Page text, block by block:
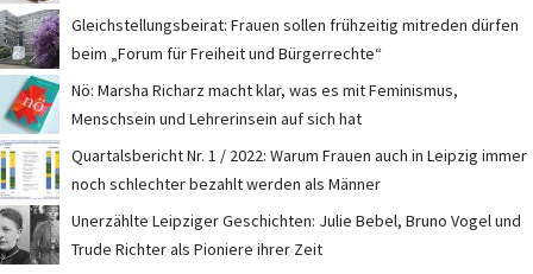
Gleichstellungsbeirat: Frauen sollen frühzeitig mitreden dürfen
beim „Forum für Freiheit und Bürgerrechte“
Nö: Marsha Richarz macht klar, was es mit Feminismus,
Menschsein und Lehrerinsein auf sich hat
Quartalsbericht Nr. 1 / 2022: Warum Frauen auch in Leipzig immer
noch schlechter bezahlt werden als Männer
Unerzählte Leipziger Geschichten: Julie Bebel, Bruno Vogel und
Trude Richter als Pioniere ihrer Zeit